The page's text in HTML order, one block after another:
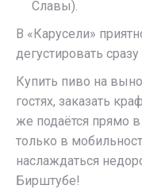
Славы).
В «Карусели»
дегустировать сразу
Купить пиво на
гостях, заказать
же подаётся прямо в
только в
наслаждаться
Бирштубе!